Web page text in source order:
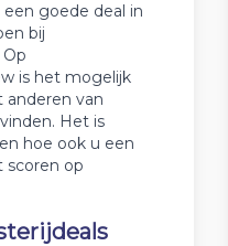
goede deal in
bij
is het mogelijk
van
Het is
hoe ook u een
scoren op